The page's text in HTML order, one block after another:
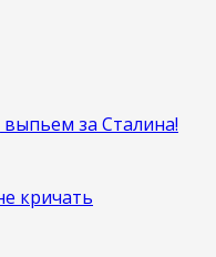
за Сталина!
кричать